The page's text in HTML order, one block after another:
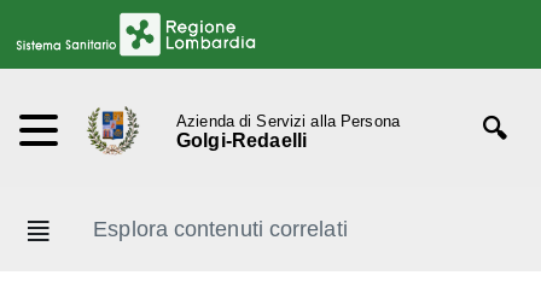
Azienda di Servizi alla Persona
Golgi-Redaelli
Esplora contenuti correlati